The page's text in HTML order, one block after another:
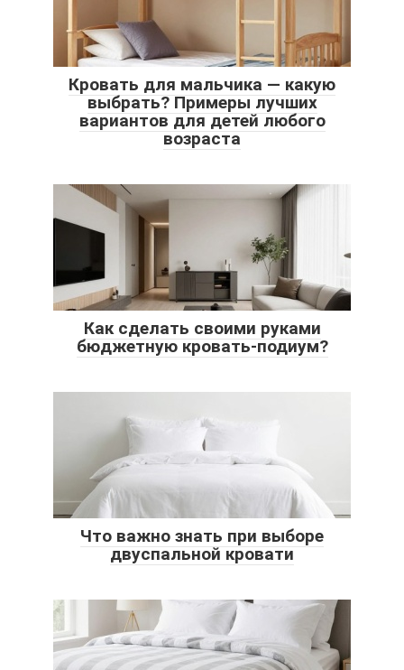
Кровать для мальчика — какую
выбрать? Примеры лучших
вариантов для детей любого
возраста
Как сделать своими руками
бюджетную кровать-подиум?
Что важно знать при выборе
двуспальной кровати